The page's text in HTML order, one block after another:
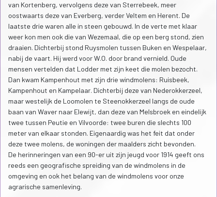
van Kortenberg, vervolgens deze van Sterrebeek, meer
oostwaarts deze van Everberg, verder Veltem en Herent. De
laatste drie waren alle in steen gebouwd. In de verte met klaar
weer kon men ook die van Wezemaal, die op een berg stond, zien
draaien. Dichterbij stond Ruysmolen tussen Buken en Wespelaar,
nabij de vaart. Hij werd voor W.O. door brand vernield. Oude
mensen vertelden dat Lodder met zijn keet die molen bezocht.
Dan kwam Kampenhout met zijn drie windmolens: Ruisbeek,
Kampenhout en Kampelaar. Dichterbij deze van Nederokkerzeel,
maar westelijk de Loomolen te Steenokkerzeel langs de oude
baan van Waver naar Elewijt, dan deze van Melsbroek en eindelijk
twee tussen Peutie en Vilvoorde: twee buren die slechts 100
meter van elkaar stonden. Eigenaardig was het feit dat onder
deze twee molens, de woningen der maalders zicht bevonden.
De herinneringen van een 90-er uit zijn jeugd voor 1914 geeft ons
reeds een geografische spreiding van de windmolens in de
omgeving en ook het belang van de windmolens voor onze
agrarische samenleving.